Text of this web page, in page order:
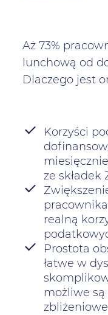
Aż 73%
lunchową od
Dlaczego jest
Korzyści
ze składek
realną
Prostota
łatwe w
możliwe są